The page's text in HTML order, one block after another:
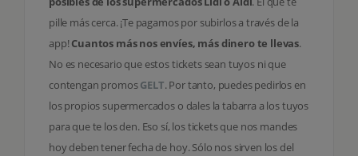
pille más cerca. ¡Te pagamos por subirlos a través de la
app!Cuantos más nos envíes, más dinero te llevas.
No es necesario que estos tickets sean tuyos ni que
contengan promosGELT. Por tanto, puedes pedirlos en
los propios supermercados o dales la tabarra a los tuyos
para que te los den. Eso sí, los tickets que nos mandes
hoy deben tener fecha de hoy. Sólo nos sirven los del